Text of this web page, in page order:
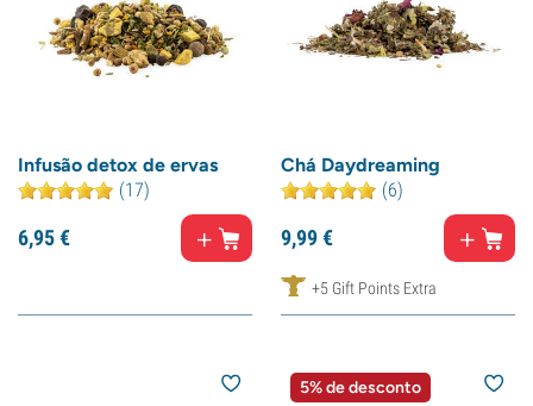
Infusão detox de ervas
(17)
6,95€
Chá Daydreaming
(6)
9,99€
+5 Gift Points Extra
5% de desconto